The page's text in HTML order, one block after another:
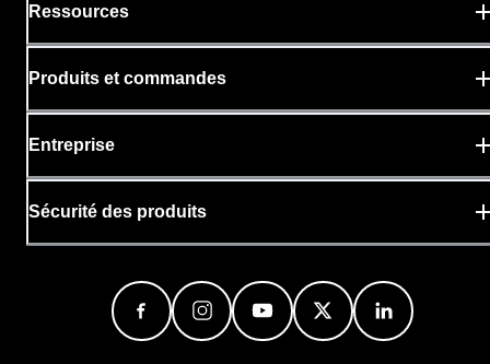
Ressources
Produits et commandes
Entreprise
Sécurité des produits